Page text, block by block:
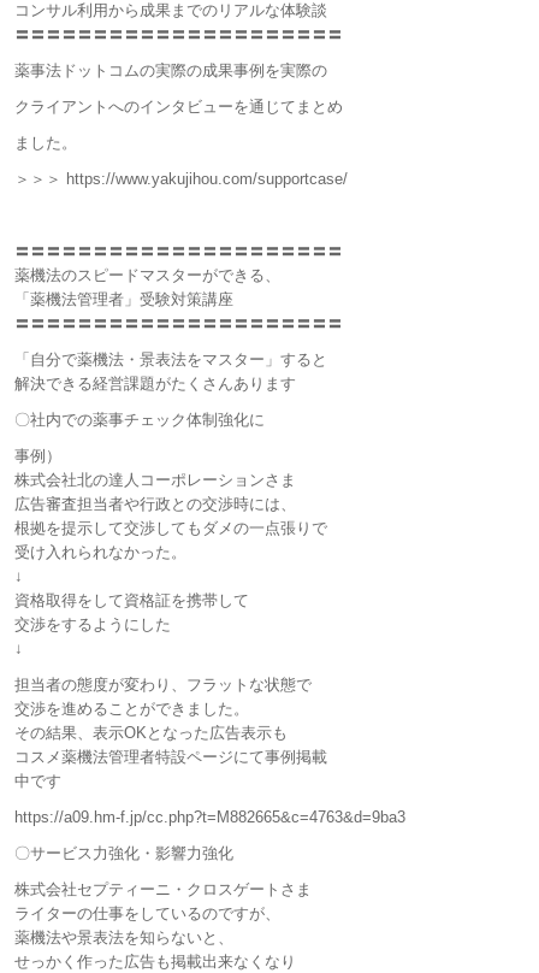
コンサル利用から成果までのリアルな体験談
〓〓〓〓〓〓〓〓〓〓〓〓〓〓〓〓〓〓〓〓〓
薬事法ドットコムの実際の成果事例を実際の
クライアントへのインタビューを通じてまとめ
ました。
＞＞＞ https://www.yakujihou.com/supportcase/
〓〓〓〓〓〓〓〓〓〓〓〓〓〓〓〓〓〓〓〓〓
薬機法のスピードマスターができる、
「薬機法管理者」受験対策講座
〓〓〓〓〓〓〓〓〓〓〓〓〓〓〓〓〓〓〓〓〓
「自分で薬機法・景表法をマスター」すると
解決できる経営課題がたくさんあります
〇社内での薬事チェック体制強化に
事例）
株式会社北の達人コーポレーションさま
広告審査担当者や行政との交渉時には、
根拠を提示して交渉してもダメの一点張りで
受け入れられなかった。
↓
資格取得をして資格証を携帯して
交渉をするようにした
↓
担当者の態度が変わり、フラットな状態で
交渉を進めることができました。
その結果、表示OKとなった広告表示も
コスメ薬機法管理者特設ページにて事例掲載
中です
https://a09.hm-f.jp/cc.php?t=M882665&c=4763&d=9ba3
〇サービス力強化・影響力強化
株式会社セプティーニ・クロスゲートさま
ライターの仕事をしているのですが、
薬機法や景表法を知らないと、
せっかく作った広告も掲載出来なくなり